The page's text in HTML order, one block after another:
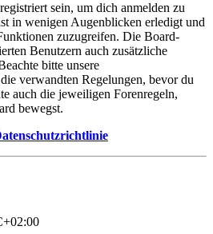
sein, um dich anmelden zu
in wenigen Augenblicken erledigt und
zuzugreifen. Die Board-
Benutzern auch zusätzliche
bitte unsere
verwandten Regelungen, bevor du
auch die jeweiligen Forenregeln,
bewegst.